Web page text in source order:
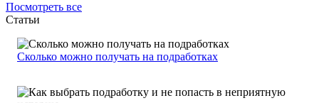
Посмотреть все
Статьи
Сколько можно получать на подработках